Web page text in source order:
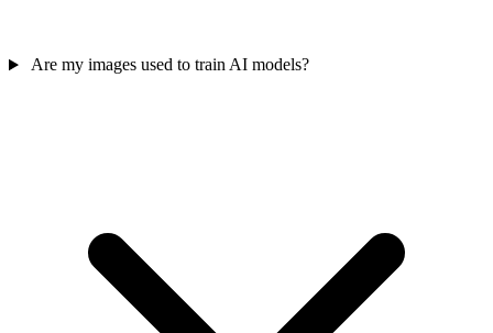
Are my images used to train AI models?